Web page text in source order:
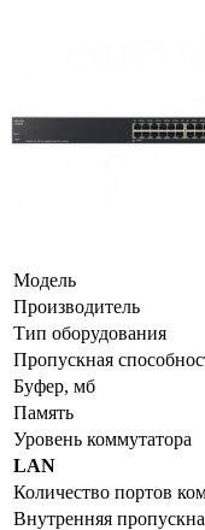
Модель
Производитель
Тип оборудования
Пропускная
Буфер, мб
Память
Уровень коммутатора
LAN
Количество портов
Внутренняя